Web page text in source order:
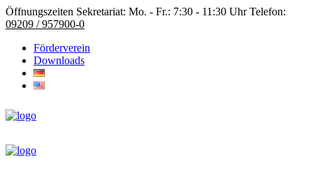
Öffnungszeiten Sekretariat: Mo. - Fr.: 7:30 - 11:30 Uhr Telefon:
09209 / 957900-0
Förderverein
Downloads